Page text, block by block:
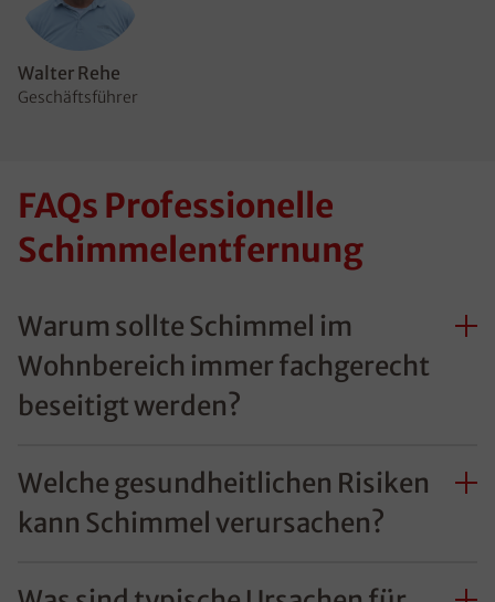
Walter Rehe
Geschäftsführer
FAQs Professionelle
Schimmelentfernung
Warum sollte Schimmel im
Wohnbereich immer fachgerecht
beseitigt werden?
Welche gesundheitlichen Risiken
kann Schimmel verursachen?